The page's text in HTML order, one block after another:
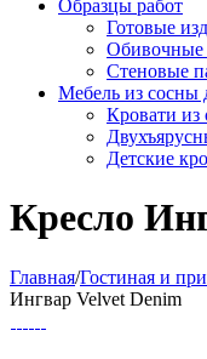
Образцы работ
Готовые
Обивочные
Стеновые
Мебель из сосны
Кровати из
Детские
Кресло
Главная/Гостиная и
Ингвар Velvet Denim